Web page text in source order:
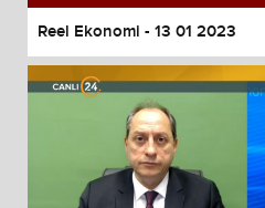
Reel Ekonomi - 13 01 2023